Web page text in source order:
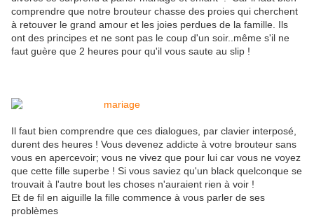
comprendre que notre brouteur chasse des proies qui cherchent
à retouver le grand amour et les joies perdues de la famille. Ils
ont des principes et ne sont pas le coup d'un soir..même s'il ne
faut guère que 2 heures pour qu'il vous saute au slip !
Il faut bien comprendre que ces dialogues, par clavier interposé,
durent des heures ! Vous devenez addicte à votre brouteur sans
vous en apercevoir; vous ne vivez que pour lui car vous ne voyez
que cette fille superbe ! Si vous saviez qu'un black quelconque se
trouvait à l'autre bout les choses n'auraient rien à voir !
Et de fil en aiguille la fille commence à vous parler de ses
problèmes